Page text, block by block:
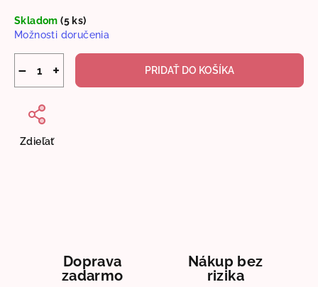
cena:
Skladom(5 ks)
Možnosti doručenia
+
− PRIDAŤ DO KOŠÍKA
Zdieľať
Doprava
zadarmo
Nákup bez
rizika